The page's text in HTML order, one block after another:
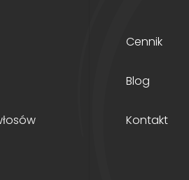
Cennik
Blog
Kontakt